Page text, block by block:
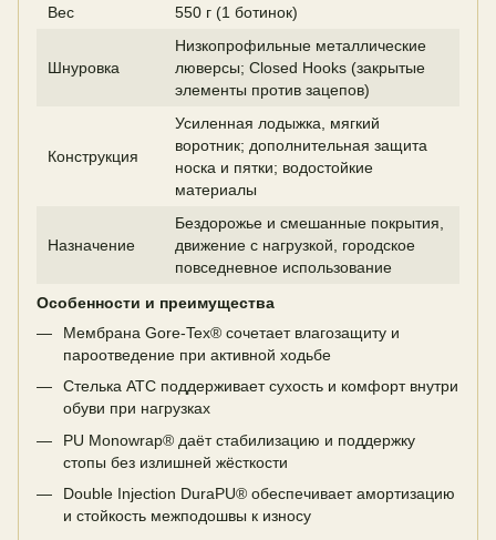
Вес
550 г (1 ботинок)
Шнуровка
Низкопрофильные металлические
люверсы; Closed Hooks (закрытые
элементы против зацепов)
Конструкция
Усиленная лодыжка, мягкий
воротник; дополнительная защита
носка и пятки; водостойкие
материалы
Назначение
Бездорожье и смешанные покрытия,
движение с нагрузкой, городское
повседневное использование
Особенности и преимущества
Мембрана Gore-Tex® сочетает влагозащиту и
пароотведение при активной ходьбе
Стелька ATC поддерживает сухость и комфорт внутри
обуви при нагрузках
PU Monowrap® даёт стабилизацию и поддержку
стопы без излишней жёсткости
Double Injection DuraPU® обеспечивает амортизацию
и стойкость межподошвы к износу